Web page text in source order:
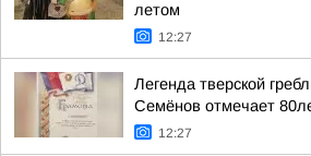
летом
12:27
Легенда тверской
Семёнов отмечает
12:27